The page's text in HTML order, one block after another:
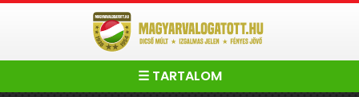
☰ TARTALOM